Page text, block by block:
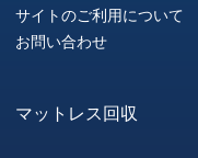
サイトのご利用について
お問い合わせ
マットレス回収